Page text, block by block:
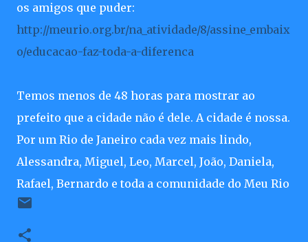
os amigos que puder:
http://meurio.org.br/na_atividade/8/assine_embaix
o/educacao-faz-toda-a-diferenca
Temos menos de 48 horas para mostrar ao
prefeito que a cidade não é dele. A cidade é nossa.
Por um Rio de Janeiro cada vez mais lindo,
Alessandra, Miguel, Leo, Marcel, João, Daniela,
Rafael, Bernardo e toda a comunidade do Meu Rio